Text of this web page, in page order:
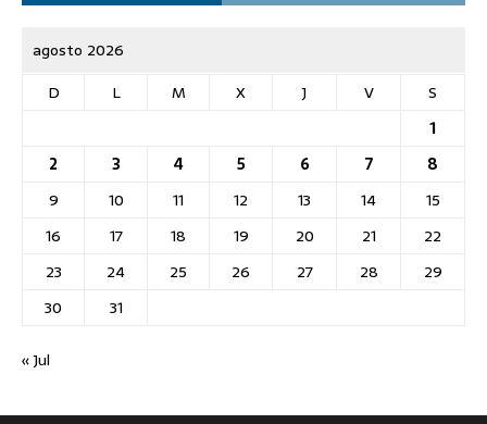
agosto 2026
D
L M X J V
S
1
2
3 4 5 6 7
8
9
10 11 12 13 14
15
16
17 18 19 20 21
22
23
24 25 26 27 28
29
30
31
« Jul